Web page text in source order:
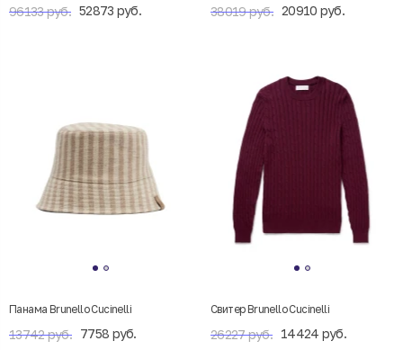
96133 руб. 52873 руб. 38019 руб. 20910 руб.
Панама Brunello Cucinelli
13742 руб. 7758 руб.
Свитер Brunello Cucinelli
26227 руб. 14424 руб.